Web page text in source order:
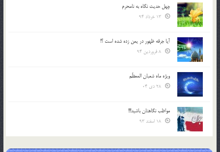
چهل حدیث نگاه به نامحرم
آیا جرقه ظهور در یمن زده شده است ؟!
ویژه ماه شعبان المعظّم
مواظب نگاهتان باشید!!!